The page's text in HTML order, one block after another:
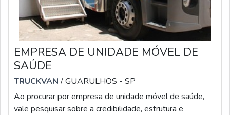
EMPRESA DE UNIDADE MÓVEL DE
SAÚDE
TRUCKVAN/ GUARULHOS - SP
Ao procurar por empresa de unidade móvel de saúde,
vale pesquisar sobre a credibilidade, estrutura e